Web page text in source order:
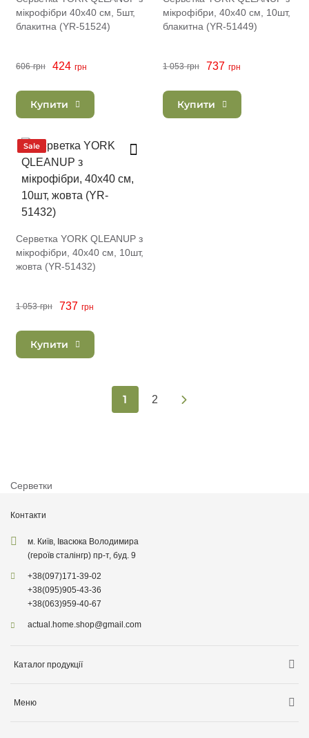
мікрофібри 40x40 см, 5шт,
блакитна (YR-51524)
606 грн 424 грн
Купити
мікрофібри, 40x40 см, 10шт,
блакитна (YR-51449)
1 053 грн 737 грн
Купити
Sale
Серветка YORK QLEANUP з
мікрофібри, 40x40 см, 10шт,
жовта (YR-51432)
1 053 грн 737 грн
Купити
1 2
Серветки
Контакти
м. Київ, Івасюка Володимира
(героїв сталінгр) пр-т, буд. 9
+38(097)171-39-02
+38(095)905-43-36
+38(063)959-40-67
actual.home.shop@gmail.com
Каталог продукції
Меню